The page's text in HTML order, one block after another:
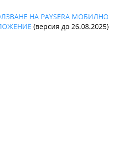
НА PAYSERA МОБИЛНО
(версия до 26.08.2025)